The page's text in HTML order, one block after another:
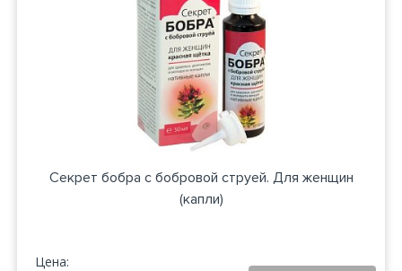
Секрет бобра с бобровой струей. Для женщин
(капли)
Цена: